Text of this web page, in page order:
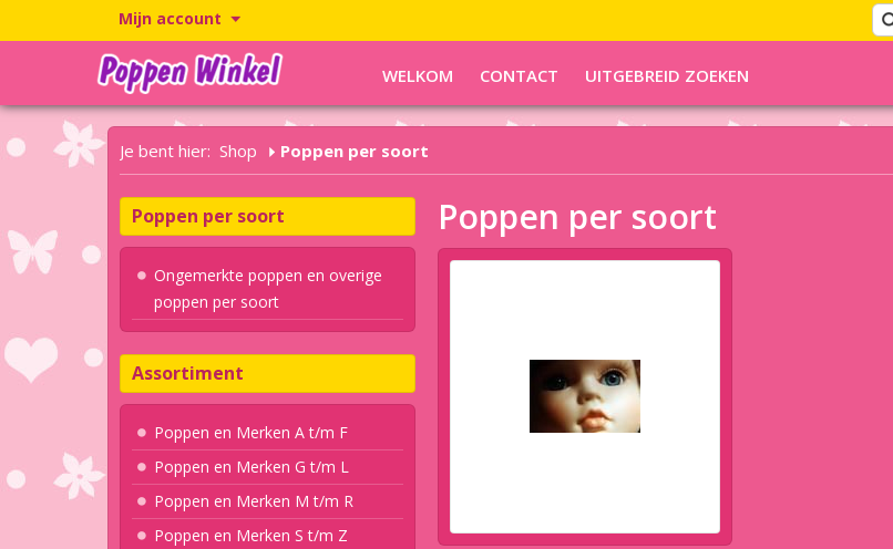
Mijn account
WELKOM CONTACT UITGEBREID ZOEKEN
Je bent hier: Shop Poppen per soort
Poppen per soort
Ongemerkte poppen en overige
poppen per soort
Assortiment
Poppen en Merken A t/m F
Poppen en Merken G t/m L
Poppen en Merken M t/m R
Poppen en Merken S t/m Z
Poppen per soort